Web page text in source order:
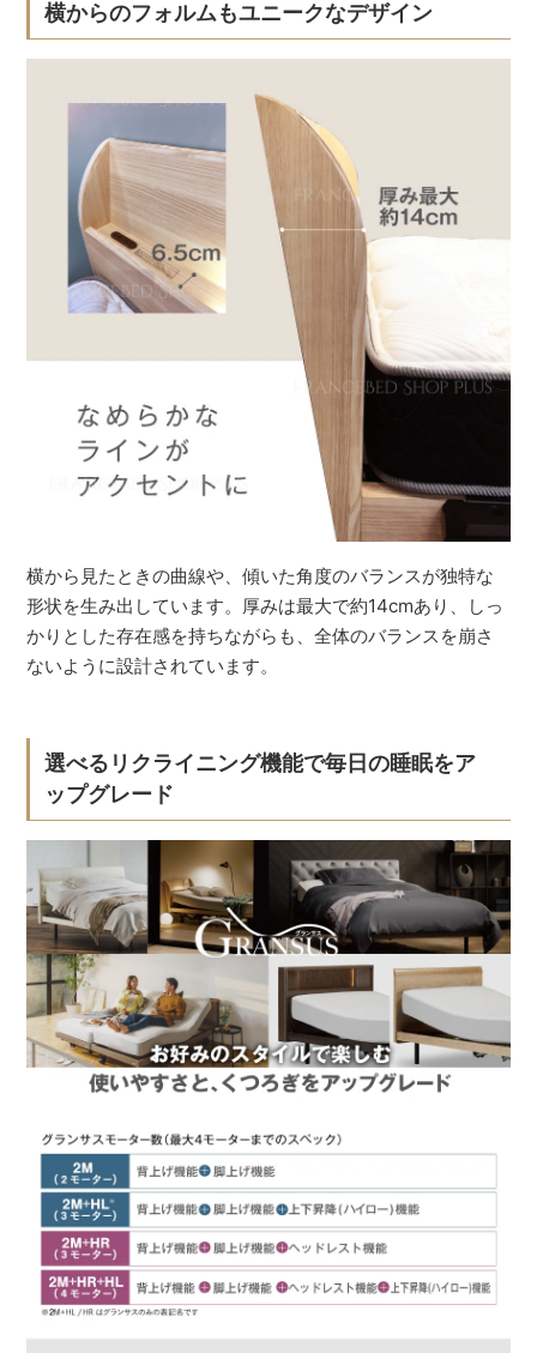
横からのフォルムもユニークなデザイン
横から見たときの曲線や、傾いた角度のバランスが独特な
形状を生み出しています。厚みは最大で約14cmあり、しっ
かりとした存在感を持ちながらも、全体のバランスを崩さ
ないように設計されています。
選べるリクライニング機能で毎日の睡眠をア
ップグレード